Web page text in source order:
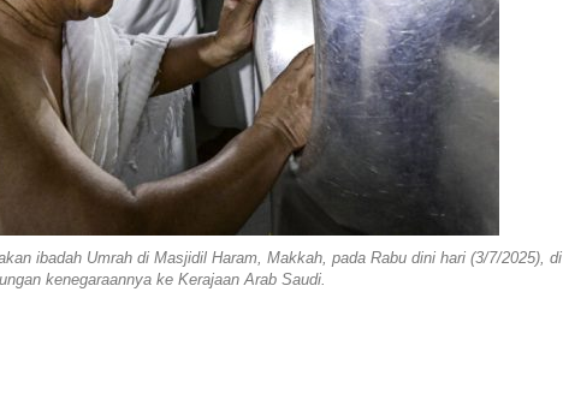
ibadah Umrah di Masjidil Haram, Makkah, pada Rabu dini hari (3/7/2025), di
kenegaraannya ke Kerajaan Arab Saudi.